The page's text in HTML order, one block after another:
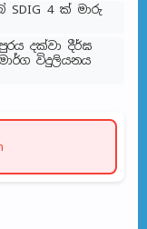
SDIG 4 ක් මාරු
දක්වා දීර්ඝ
විදුලියනය